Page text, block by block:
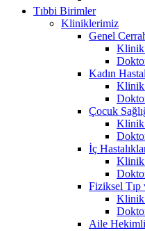
Tıbbi Birimler
Kliniklerimiz
Genel
Klinik
Kadın
Klinik
Çocuk
Klinik
İç
Klinik
Fiziksel Tıp
Klinik
Aile